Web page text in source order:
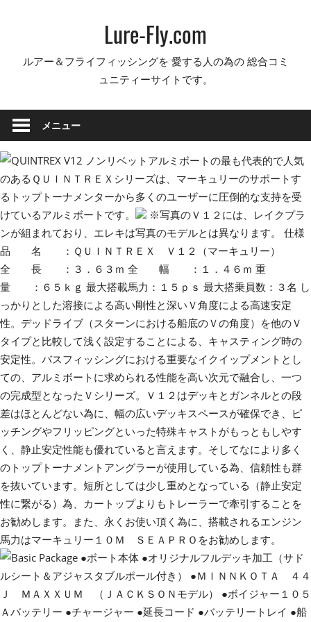
ッ
Lure-Fly.com
ルアー＆フライフィッシングを 愛する人の為の 総合コミ
ュニティーサイトです。
メニュー
ノンリベットアルミボートの最も代表的で人気
のあるＱＵＩＮＴＲＥＸシリーズは、マーキュリーのサポートす
るトップトーナメンターから多くのユーザーに圧倒的な支持を受
けているアルミボートです。
※写真のＶ１２には、レイクプラ
ンが組まれており、エレキは写真のモデルとは異なります。 仕様
品 名 ：ＱＵＩＮＴＲＥＸ Ｖ１２（マーキュリー）
全 長 ：３．６３ｍ 全 幅 ：１．４６ｍ 重
量 ：６５ｋｇ 最大搭載馬力：１５ｐｓ 最大搭乗員数：３名 し
っかりとした溶接による高い剛性と深いＶ角度による高速安定
性。デッドライブ（スターンにおける船底のＶの角度）を他のＶ
タイプと比較して浅く設定することによる、キャスティング時の
安定性。バスフィッシングにおける重要なイクイップメントとし
ての、アルミボートに求められる性能を高い次元で融合し、一つ
の完成型となったＶシリーズ。Ｖ１２はデッキとガンネルとの段
差はほとんどない為に、幅の広いデッキスペースが確保でき、ピ
ッチングやフリッピングといった特殊キャストがもっともしやす
く、静止安定性能も優れていると言えます。そしてなにより多く
のトップトーナメントアングラーが使用している為、信頼性も群
を抜いています。短所としては少し重めとなっている（静止安定
性に繋がる）為、カートップよりもトレーラーで牽引することを
お勧めします。また、永くお使い頂く為に、搭載されるエンジン
馬力はマーキュリー１０Ｍ ＳＥＡＰＲＯをお勧めします。
●ボート本体 ●オリジナルフルデッキ加工（サド
ルシート＆アジャスタブルポール付き） ●ＭＩＮＮＫＯＴＡ ４４
Ｊ ＭＡＸＸＵＭ （ＪＡＣＫＳＯＮモデル） ●ボイジャー１０５
Ａバッテリー ●チャージャー ●延長コード ●バッテリートレイ ●船